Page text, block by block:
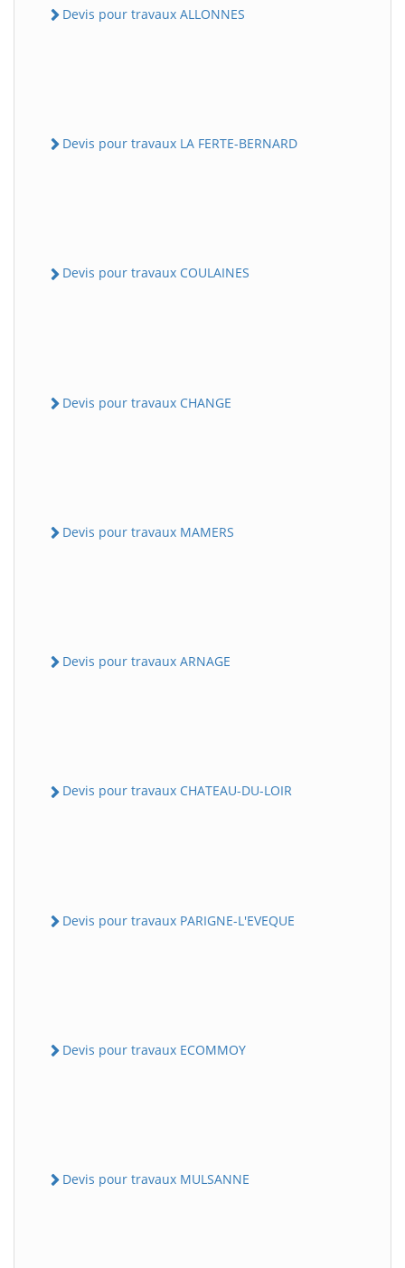
Devis pour travaux ALLONNES
Devis pour travaux LA FERTE-BERNARD
Devis pour travaux COULAINES
Devis pour travaux CHANGE
Devis pour travaux MAMERS
Devis pour travaux ARNAGE
Devis pour travaux CHATEAU-DU-LOIR
Devis pour travaux PARIGNE-L'EVEQUE
Devis pour travaux ECOMMOY
Devis pour travaux MULSANNE